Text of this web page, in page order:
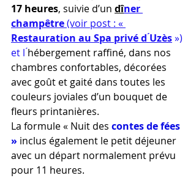
17 heures, suivie d’un dîner
champêtre (voir post : «
Restauration au Spa privé d ́Uzès»)
et l ́hébergement raffiné, dans nos
chambres confortables, décorées
avec goût et gaité dans toutes les
couleurs joviales d’un bouquet de
fleurs printanières.
La formule « Nuit des contes de fées
» inclus également le petit déjeuner
avec un départ normalement prévu
pour 11 heures.